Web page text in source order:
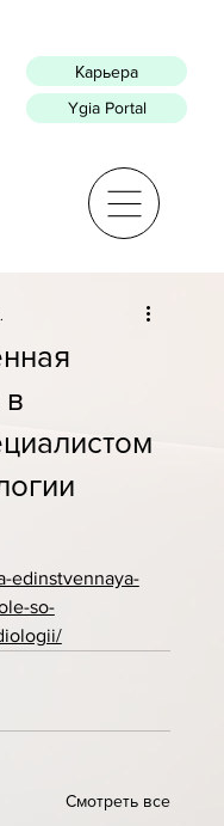
Карьера
Ygia Portal
в
edinstvennaya-
so-
Смотреть все